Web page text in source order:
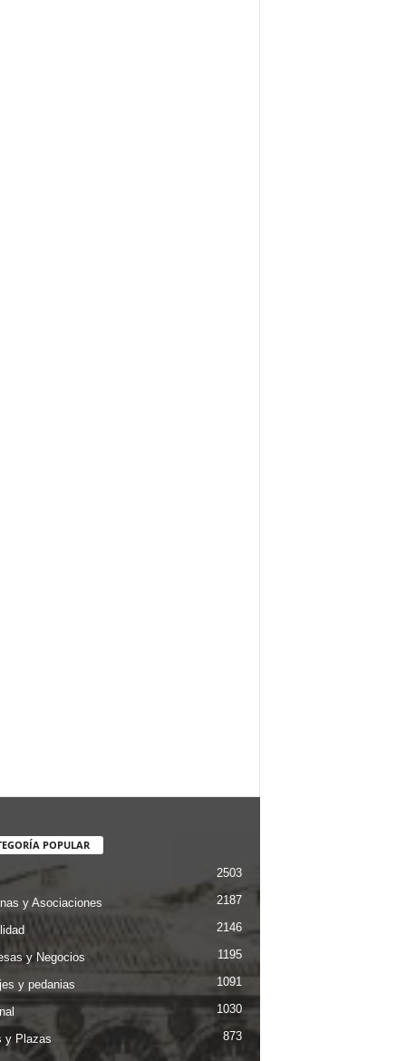
POPULAR
2503
y Asociaciones 2187
2146
y Negocios 1195
y pedanias 1091
1030
y Plazas 873